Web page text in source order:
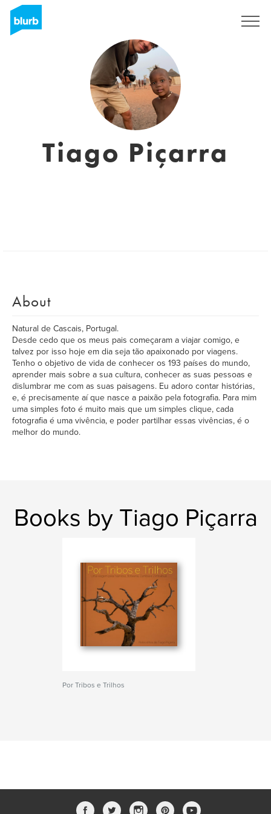
Tiago Piçarra
About
Natural de Cascais, Portugal.
Desde cedo que os meus pais começaram a viajar comigo, e
talvez por isso hoje em dia seja tão apaixonado por viagens.
Tenho o objetivo de vida de conhecer os 193 países do mundo,
aprender mais sobre a sua cultura, conhecer as suas pessoas e
dislumbrar me com as suas paisagens. Eu adoro contar histórias,
e, é precisamente aí que nasce a paixão pela fotografia. Para mim
uma simples foto é muito mais que um simples clique, cada
fotografia é uma vivência, e poder partilhar essas vivências, é o
melhor do mundo.
Books by Tiago Piçarra
Por Tribos e Trilhos